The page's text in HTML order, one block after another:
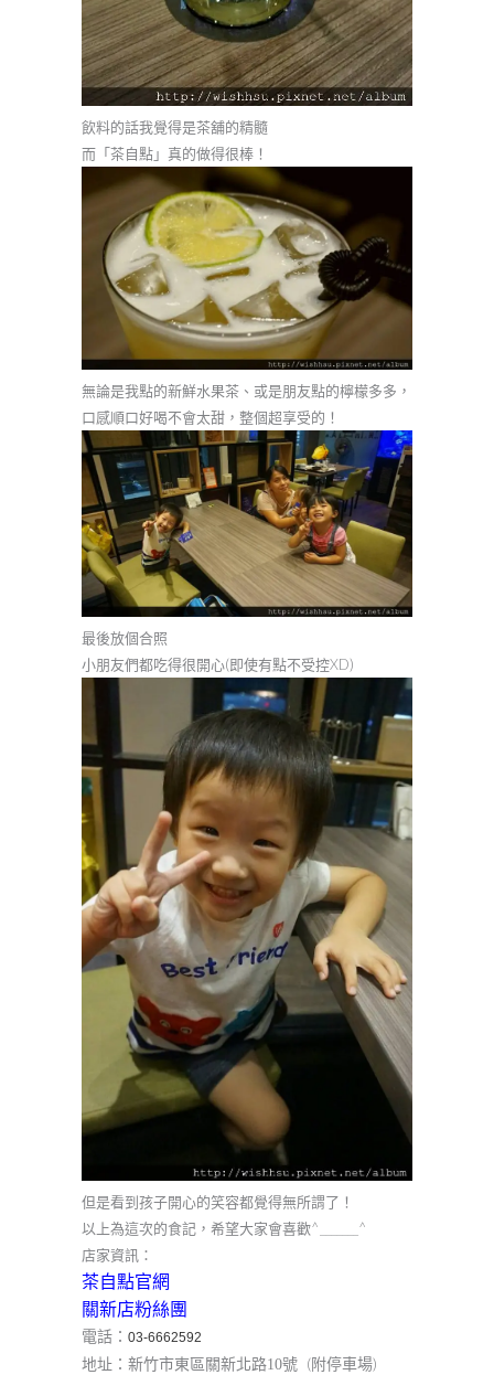
飲料的話我覺得是茶舖的精髓
而「茶自點」真的做得很棒！
無論是我點的新鮮水果茶、或是朋友點的檸檬多多，
口感順口好喝不會太甜，整個超享受的！
最後放個合照
小朋友們都吃得很開心(即使有點不受控XD)
但是看到孩子開心的笑容都覺得無所謂了！
以上為這次的食記，希望大家會喜歡^_______^
店家資訊：
茶自點官網
關新店粉絲團
電話 ： 03-6662592
地址 ： 新竹市東區關新北路10號 (附停車場)